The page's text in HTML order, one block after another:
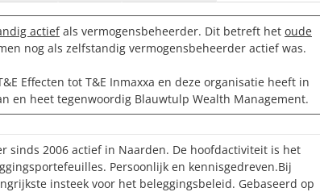
actiefals vermogensbeheerder. Dit betreft het oude
nog als zelfstandig vermogensbeheerder actief was.
Effecten tot T&E Inmaxxa en deze organisatie heeft in
en heet tegenwoordig Blauwtulp Wealth Management.
sinds 2006 actief in Naarden. De hoofdactiviteit is het
Persoonlijk en kennisgedreven.Bij
insteek voor het beleggingsbeleid. Gebaseerd op